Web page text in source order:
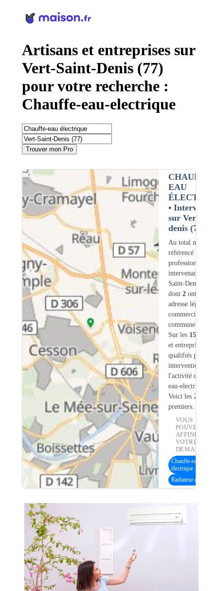
Artisans et entreprises sur
Vert-Saint-Denis (77)
pour votre recherche :
Chauffe-eau-electrique
Trouver mon Pro
CHAUFFE-
EAU
•
sur Vert-
denis (77)
Au total nous
référencé
professionnels
intervenant sur
Saint-Denis (77)
dont 2ont une
adresse légale ou
commerciale
commune.
Sur les 159
et entreprises
qualifiés pour une
intervention sur
l'activité chauffe-
eau-electrique.
Voici les 20
premiers.
VOUS
POUVEZ
AFFINER
VOTRE
DEMANDE :
Chauffe-eau
électrique
Radiateur électrique